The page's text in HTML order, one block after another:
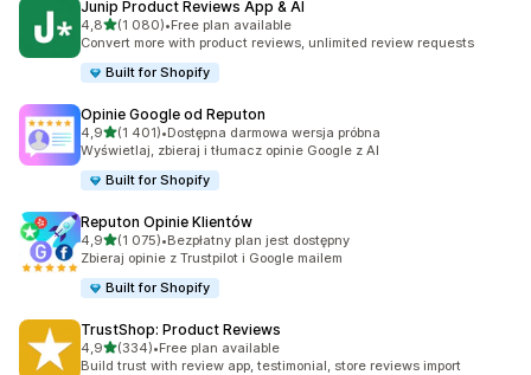
Junip Product Reviews App & AI
4,8na 5 gwiazdek
(1 080)
Łączna liczba recenzji: 1080
•Free plan available
Convert more with product reviews, unlimited review requests
Built for Shopify
Opinie Google od Reputon
4,9na 5 gwiazdek
(1 401)
Łączna liczba recenzji: 1401
•Dostępna darmowa wersja próbna
Wyświetlaj, zbieraj i tłumacz opinie Google z AI
Built for Shopify
Reputon Opinie Klientów
4,9na 5 gwiazdek
(1 075)
Łączna liczba recenzji: 1075
•Bezpłatny plan jest dostępny
Zbieraj opinie z Trustpilot i Google mailem
Built for Shopify
TrustShop: Product Reviews
4,9na 5 gwiazdek
(334)
Łączna liczba recenzji: 334
•Free plan available
Build trust with review app, testimonial, store reviews import